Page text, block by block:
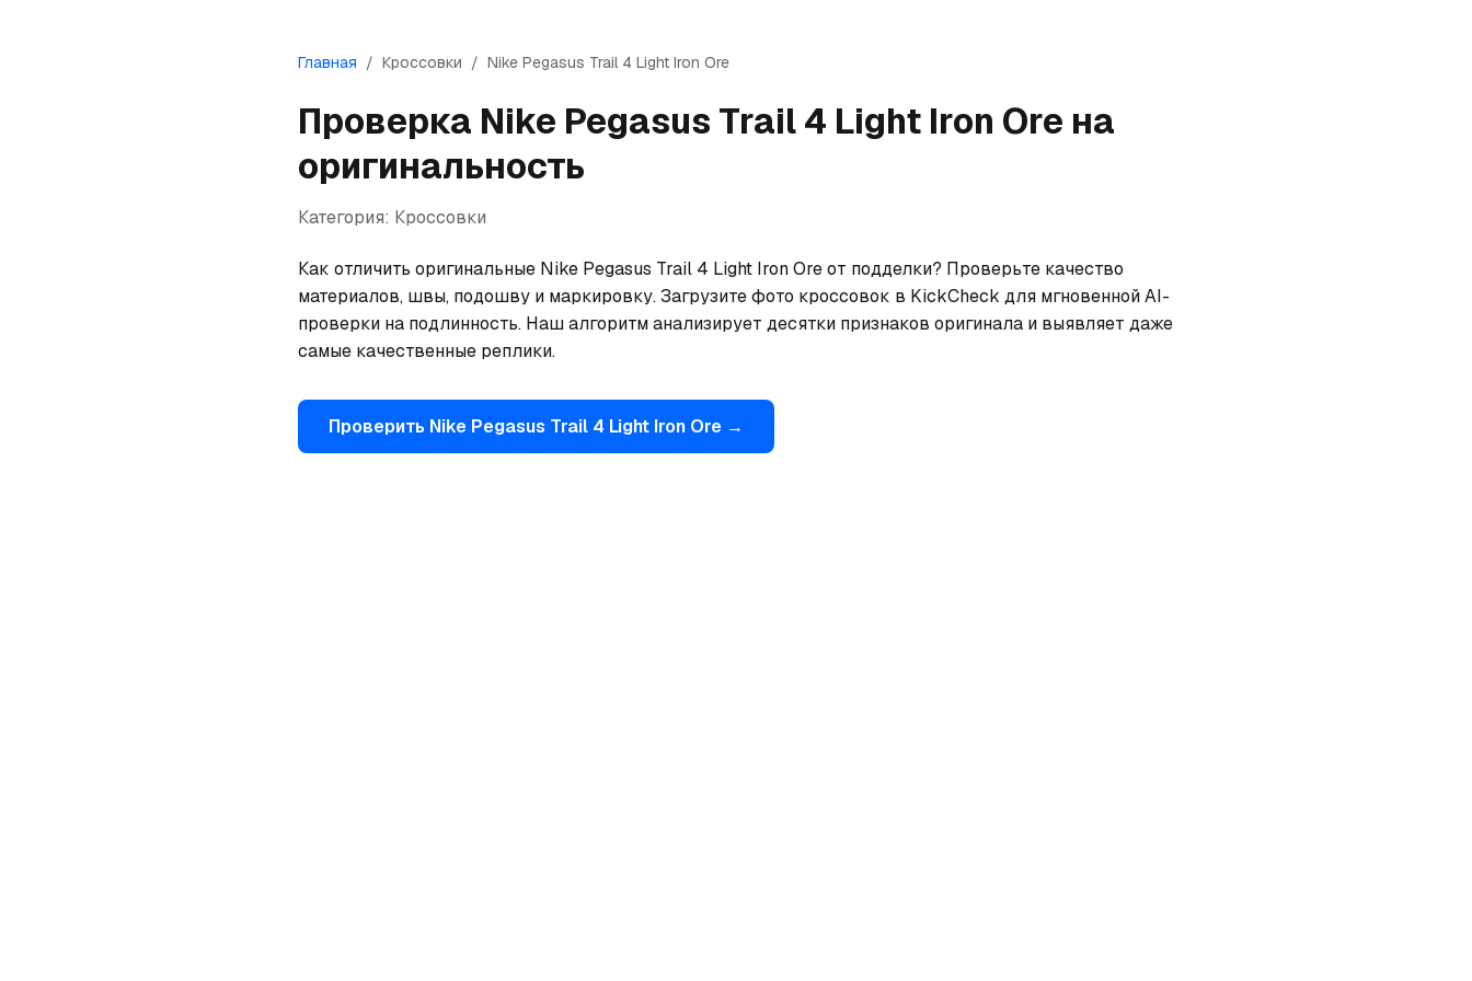
Главная / Кроссовки / Nike Pegasus Trail 4 Light Iron Ore
Проверка Nike Pegasus Trail 4 Light Iron Ore на
оригинальность
Категория: Кроссовки
Как отличить оригинальные Nike Pegasus Trail 4 Light Iron Ore от подделки? Проверьте качество
материалов, швы, подошву и маркировку. Загрузите фото кроссовок в KickCheck для мгновенной AI-
проверки на подлинность. Наш алгоритм анализирует десятки признаков оригинала и выявляет даже
самые качественные реплики.
Проверить Nike Pegasus Trail 4 Light Iron Ore →